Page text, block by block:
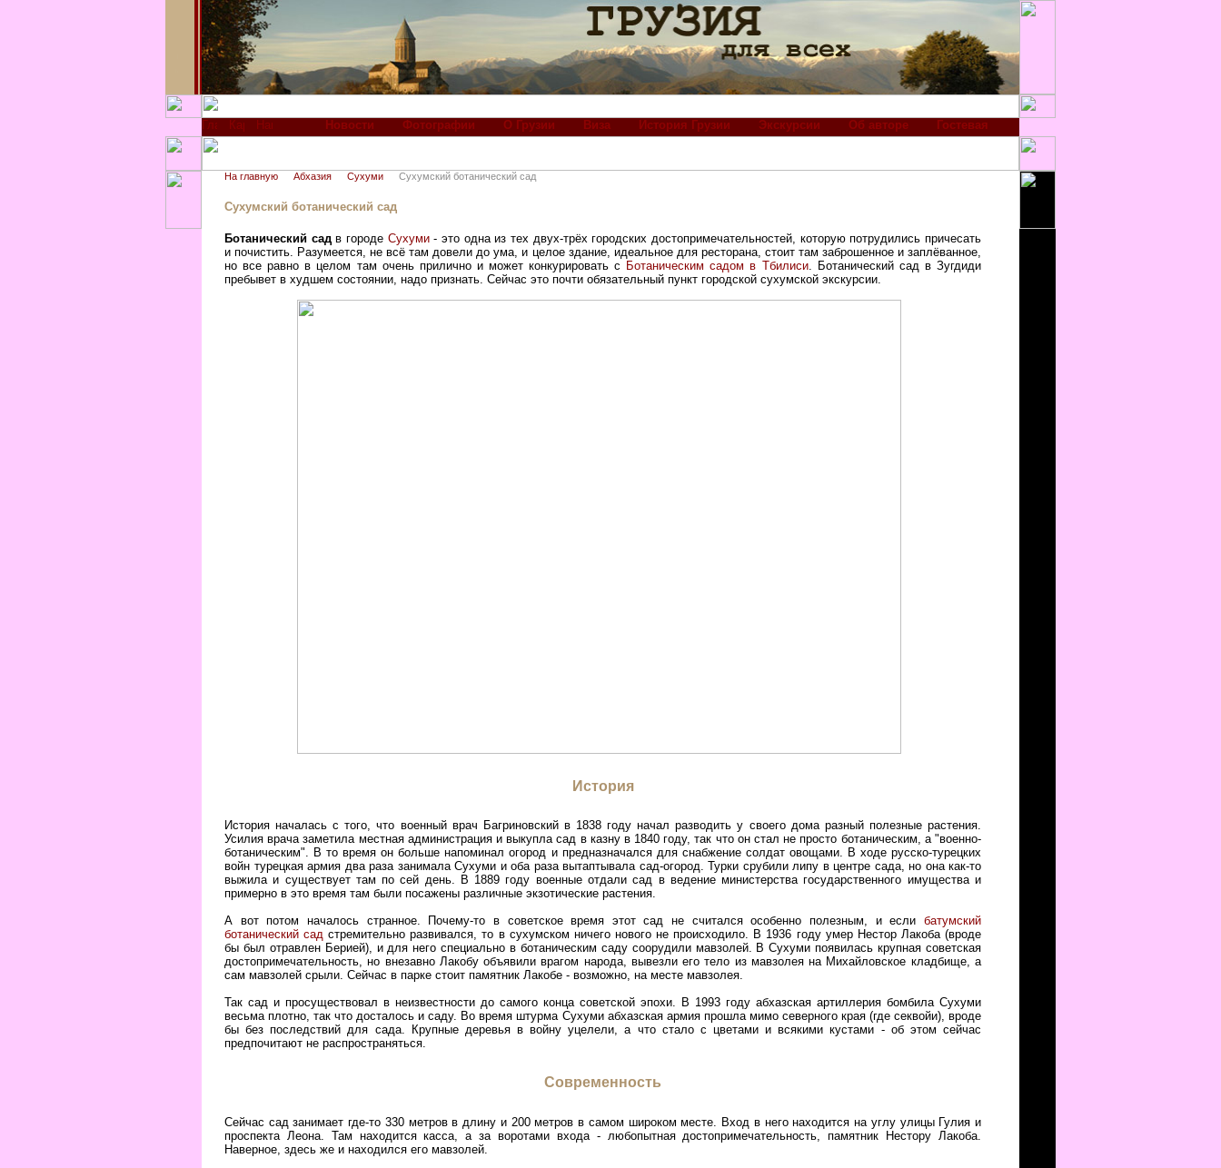
Новости Фотографии О Грузии Виза История Грузии Экскурсии Об авторе Гостевая
На главную Абхазия Сухуми Сухумский ботанический сад
Сухумский ботанический сад
Ботанический садв городе Сухуми- это одна из тех двух-трёх городских достопримечательностей, которую потрудились причесать
и почистить. Разумеется, не всё там довели до ума, и целое здание, идеальное для ресторана, стоит там заброшенное и заплёванное,
но все равно в целом там очень прилично и может конкурировать с Ботаническим садом в Тбилиси. Ботанический сад в Зугдиди
пребывет в худшем состоянии, надо признать. Сейчас это почти обязательный пункт городской сухумской экскурсии.
История
История началась с того, что военный врач Багриновский в 1838 году начал разводить у своего дома разный полезные растения.
Усилия врача заметила местная администрация и выкупла сад в казну в 1840 году, так что он стал не просто ботаническим, а "военно-
ботаническим". В то время он больше напоминал огород и предназначался для снабжение солдат овощами. В ходе русско-турецких
войн турецкая армия два раза занимала Сухуми и оба раза вытаптывала сад-огород. Турки срубили липу в центре сада, но она как-то
выжила и существует там по сей день. В 1889 году военные отдали сад в ведение министерства государственного имущества и
примерно в это время там были посажены различные экзотические растения.
А вот потом началось странное. Почему-то в советское время этот сад не считался особенно полезным, и если батумский
ботанический сад стремительно развивался, то в сухумском ничего нового не происходило. В 1936 году умер Нестор Лакоба (вроде
бы был отравлен Берией), и для него специально в ботаническим саду соорудили мавзолей. В Сухуми появилась крупная советская
достопримечательность, но внезавно Лакобу объявили врагом народа, вывезли его тело из мавзолея на Михайловское кладбище, а
сам мавзолей срыли. Сейчас в парке стоит памятник Лакобе - возможно, на месте мавзолея.
Так сад и просуществовал в неизвестности до самого конца советской эпохи. В 1993 году абхазская артиллерия бомбила Сухуми
весьма плотно, так что досталось и саду. Во время штурма Сухуми абхазская армия прошла мимо северного края (где секвойи), вроде
бы без последствий для сада. Крупные деревья в войну уцелели, а что стало с цветами и всякими кустами - об этом сейчас
предпочитают не распространяться.
Современность
Сейчас сад занимает где-то 330 метров в длину и 200 метров в самом широком месте. Вход в него находится на углу улицы Гулия и
проспекта Леона. Там находится касса, а за воротами входа - любопытная достопримечательность, памятник Нестору Лакоба.
Наверное, здесь же и находился его мавзолей.